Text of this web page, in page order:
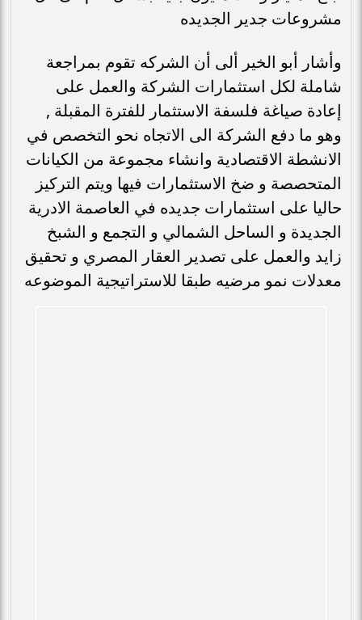
مشروعات جدير الجديده
وأشار أبو الخير ألى أن الشركه تقوم بمراجعة
شاملة لكل استثمارات الشركة والعمل على
إعادة صياغة فلسفة الاستثمار للفترة المقبلة ,
وهو ما دفع الشركة الى الاتجاه نحو التخصص في
الانشطة الاقتصادية وانشاء مجموعة من الكيانات
المتحصصة و ضخ الاستثمارات فيها ويتم التركيز
حاليا على استثمارات جديده في العاصمة الادرية
الجديدة و الساحل الشمالي و التجمع و الشبخ
زايد والعمل على تصدير العقار المصري و تحقيق
معدلات نمو مرضيه طبقا للاستراتيجية الموضوعه